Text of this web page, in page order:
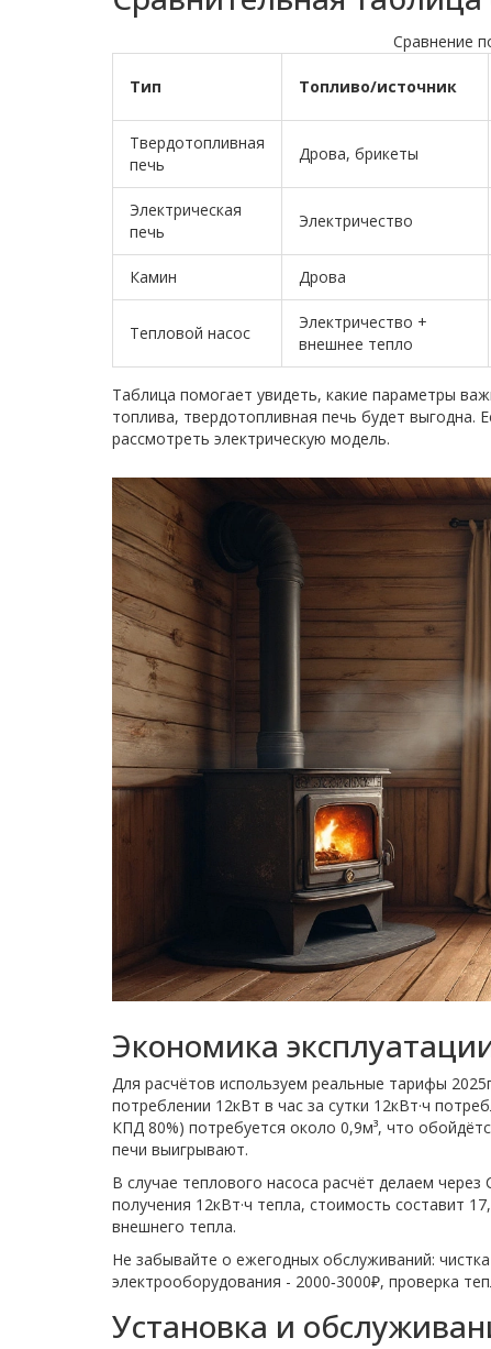
Сравнение
Тип Топливо/источник
Твердотопливная
печь
Дрова, брикеты
Электрическая
печь
Электричество
Камин Дрова
Тепловой насос
Электричество +
внешнее тепло
Таблица помогает увидеть, какие параметры
топлива, твердотопливная печь будет
рассмотреть электрическую модель.
Экономика
Для расчётов используем реальные тарифы
потреблении 12кВт в час за сутки 12кВт·ч
КПД 80%) потребуется около 0,9м³, что
печи выигрывают.
В случае теплового насоса расчёт делаем через
получения 12кВт·ч тепла, стоимость составит
внешнего тепла.
Не забывайте о ежегодных обслуживаний:
электрооборудования - 2000‑3000₽, проверка
Установка и